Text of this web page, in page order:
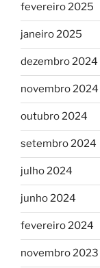
fevereiro 2025
janeiro 2025
dezembro 2024
novembro 2024
outubro 2024
setembro 2024
julho 2024
junho 2024
fevereiro 2024
novembro 2023